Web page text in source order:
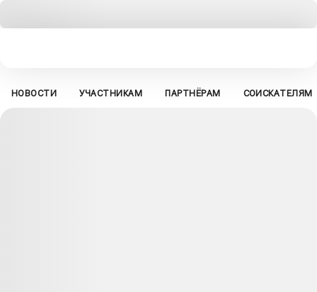
НОВОСТИ УЧАСТНИКАМ ПАРТНЁРАМ СОИСКАТЕЛЯМ